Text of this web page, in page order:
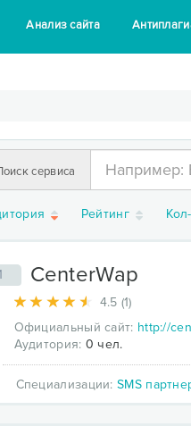
Анализ сайта
сервиса
Рейтинг
CenterWap
4.5 (1)
Официальный сайт: http://
Аудитория: 0 чел.
Специализации:SMS